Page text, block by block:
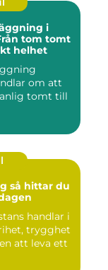
i
tom tomt
helhet
om att
tomt till
handlar i
trygghet
att leva ett